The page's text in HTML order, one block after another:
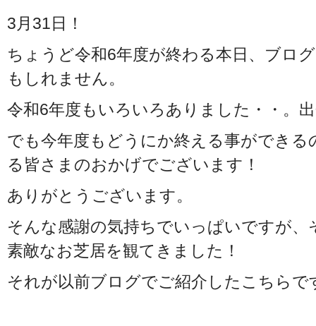
3月31日！
ちょうど令和6年度が終わる本日、ブロ
もしれません。
令和6年度もいろいろありました・・。
でも今年度もどうにか終える事ができ
る皆さまのおかげでございます！
ありがとうございます。
そんな感謝の気持ちでいっぱいですが
素敵なお芝居を観てきました！
それが以前ブログでご紹介したこちらで